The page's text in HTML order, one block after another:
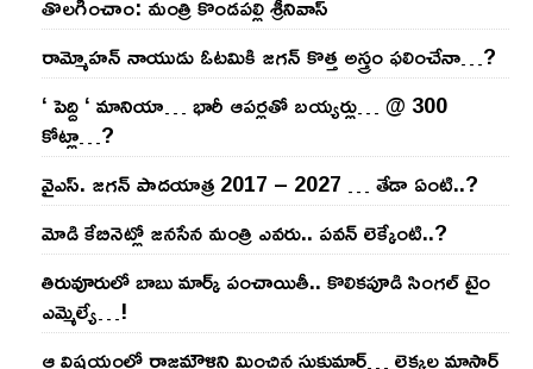
రామ్మోహ‌న్ నాయుడు ఓట‌మికి జ‌గ‌న్ కొత్త అస్త్రం ఫ‌లించేనా…?
‘ పెద్ది ‘ మానియా… భారీ ఆప‌ర్ల‌తో బ‌య్య‌ర్లు… @ 300
కోట్లా…?
వైఎస్‌. జ‌గ‌న్ పాద‌యాత్ర 2017 – 2027 … తేడా ఏంటి..?
మోడి కేబినెట్లో జ‌నసేన మంత్రి ఎవ‌రు.. ప‌వ‌న్ లెక్కేంటి..?
తిరువూరులో బాబు మార్క్ పంచాయితీ.. కొలిక‌పూడి సింగ‌ల్ టైం
ఎమ్మెల్యే…!
ఆ విష‌యంలో రాజ‌మౌళిని మించిన సుకుమార్‌… లెక్క‌ల మాస్టార్